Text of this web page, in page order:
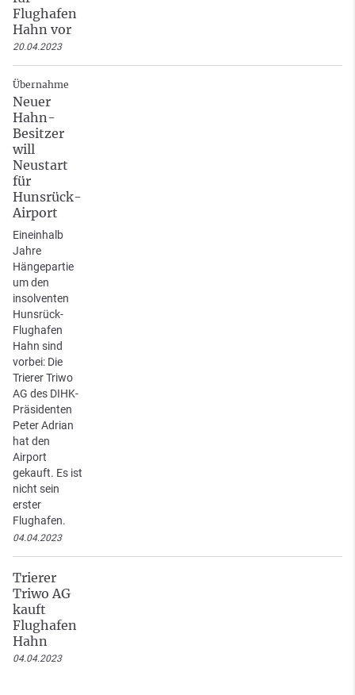
Flughafen
Hahn vor
20.04.2023
Übernahme
Neuer
Hahn-
Besitzer
will
Neustart
für
Hunsrück-
Airport
Eineinhalb
Jahre
Hängepartie
um den
insolventen
Hunsrück-
Flughafen
Hahn sind
vorbei: Die
Trierer Triwo
AG des DIHK-
Präsidenten
Peter Adrian
hat den
Airport
gekauft. Es ist
nicht sein
erster
Flughafen.
04.04.2023
Trierer
Triwo AG
kauft
Flughafen
Hahn
04.04.2023